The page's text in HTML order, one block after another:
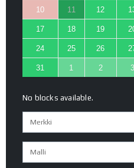
10 11 12
17 18 19
24 25 26
31 1 2 3
No blocks available.